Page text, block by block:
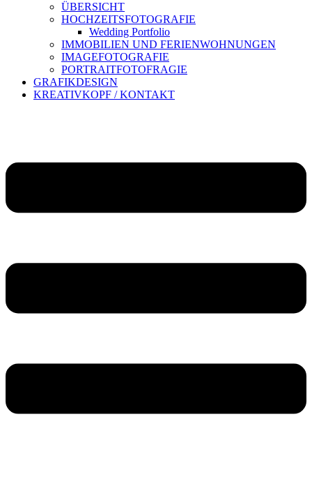
ÜBERSICHT
HOCHZEITSFOTOGRAFIE
Wedding Portfolio
IMMOBILIEN UND FERIENWOHNUNGEN
IMAGEFOTOGRAFIE
PORTRAITFOTOFRAGIE
GRAFIKDESIGN
KREATIVKOPF / KONTAKT